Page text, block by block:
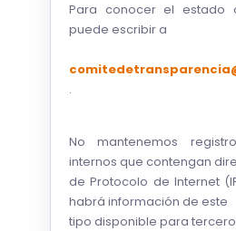
Para conocer el estado
puede escribir a
.
No mantenemos
internos que contengan
de Protocolo de Internet
habrá información de este
tipo disponible para